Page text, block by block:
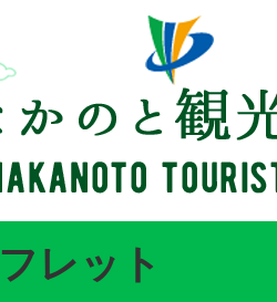
レット